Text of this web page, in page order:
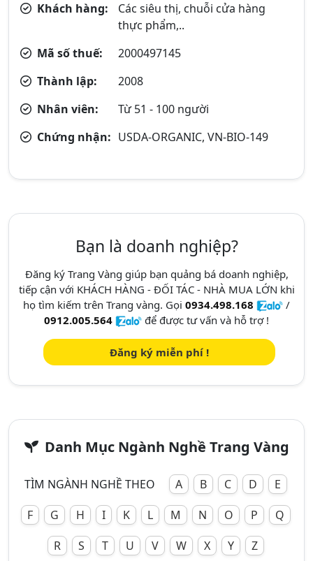
Khách hàng:
Các siêu thị, chuỗi cửa hàng
thực phẩm,..
Mã số thuế:
2000497145
Thành lập:
2008
Nhân viên:
Từ 51 - 100 người
Chứng nhận: USDA-ORGANIC, VN-BIO-149
Bạn là doanh nghiệp?
Đăng ký Trang Vàng giúp bạn quảng bá doanh nghiệp,
tiếp cận với KHÁCH HÀNG - ĐỐI TÁC - NHÀ MUA LỚN khi
họ tìm kiếm trên Trang vàng. Gọi 0934.498.168
/
0912.005.564
để được tư vấn và hỗ trợ !
Đăng ký miễn phí !
Danh Mục Ngành Nghề Trang Vàng
TÌM NGÀNH NGHỀ THEO A B C D
E
F
G H I K L M N O P
Q
R
S T U V W X Y Z